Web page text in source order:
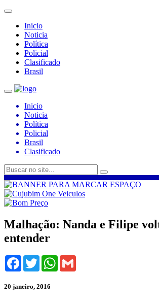
Inicio
Noticia
Política
Policial
Clasificado
Brasil
Inicio
Noticia
Política
Policial
Brasil
Clasificado
Malhação: Nanda e Filipe
entender
Facebook
TwitterWhatsApp
20 janeiro, 2016